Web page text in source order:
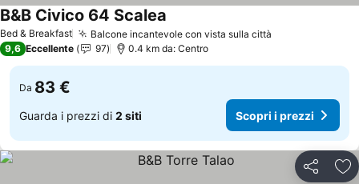
Bed & Breakfast Balcone incantevole con vista sulla città
B&B Civico 64 Scalea
9,6 Eccellente 97 0.4 km da: Centro
Da 83 €
Guarda i prezzi di 2 siti Scopri i prezzi
Condividi